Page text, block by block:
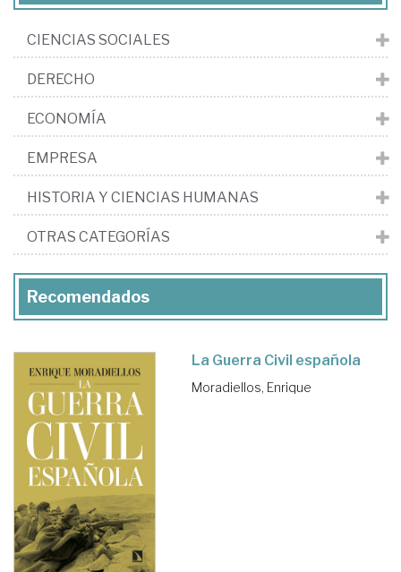
CIENCIAS SOCIALES
DERECHO
ECONOMÍA
EMPRESA
HISTORIA Y CIENCIAS HUMANAS
OTRAS CATEGORÍAS
Recomendados
La Guerra Civil española
Moradiellos, Enrique